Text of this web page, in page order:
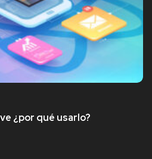
¿por qué usarlo?